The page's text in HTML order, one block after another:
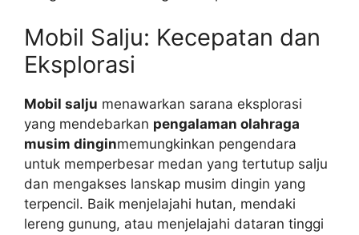
Mobil Salju: Kecepatan dan
Eksplorasi
Mobil salju menawarkan sarana eksplorasi
yang mendebarkan pengalaman olahraga
musim dinginmemungkinkan pengendara
untuk memperbesar medan yang tertutup salju
dan mengakses lanskap musim dingin yang
terpencil. Baik menjelajahi hutan, mendaki
lereng gunung, atau menjelajahi dataran tinggi